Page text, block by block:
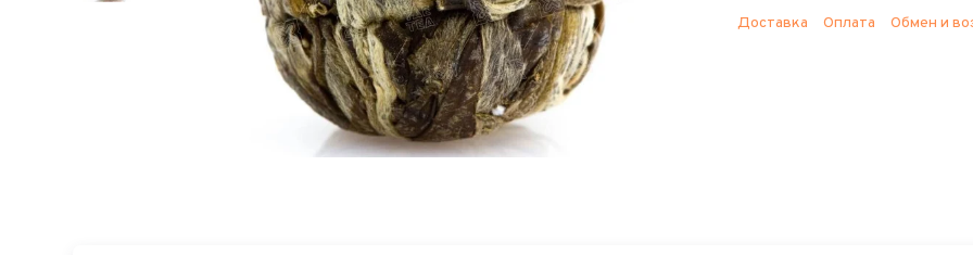
Доставка Оплата Обмен и